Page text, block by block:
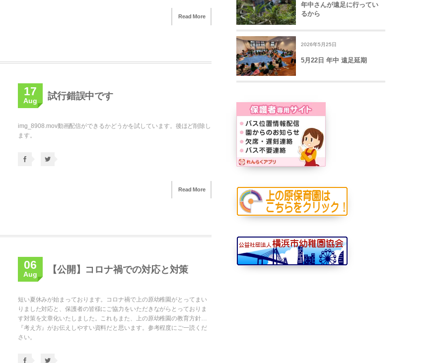
Read More
17
Aug 試行錯誤中です
img_8908.mov動画配信ができるかどうかを試しています。後ほど削除し
ます。
Read More
06
Aug 【公開】コロナ禍での対応と対策
短い夏休みが始まっております。コロナ禍で上の原幼稚園がとってまい
りました対応と、保護者の皆様にご協力をいただきながらとっておりま
す対策を文章化いたしました。これもまた、上の原幼稚園の教育方針…
『考え方』がお伝えしやすい資料だと思います。参考程度にご一読くだ
さい。
年中さんが遠足に行ってい
るから
2026年5月25日
5月22日 年中 遠足延期